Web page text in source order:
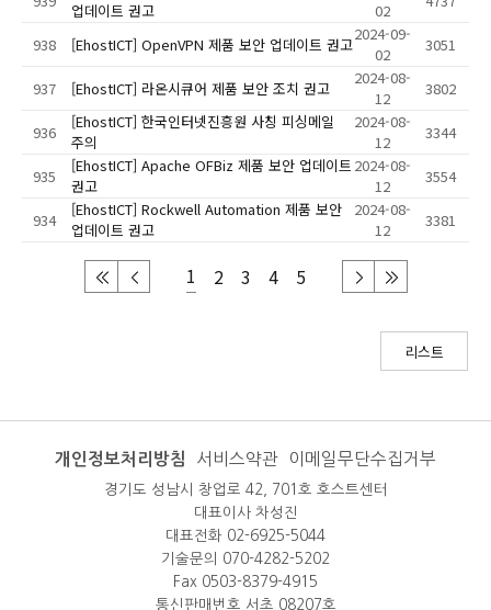
업데이트 권고
02
938 [EhostICT] OpenVPN 제품 보안 업데이트 권고
2024-09-
02
3051
937 [EhostICT] 라온시큐어 제품 보안 조치 권고
2024-08-
12
3802
936
[EhostICT] 한국인터넷진흥원 사칭 피싱메일
주의
2024-08-
12
3344
935
[EhostICT] Apache OFBiz 제품 보안 업데이트
권고
2024-08-
12
3554
934
[EhostICT] Rockwell Automation 제품 보안
업데이트 권고
2024-08-
12
3381
1 2 3 4 5
리스트
개인정보처리방침 서비스약관 이메일무단수집거부
경기도 성남시 창업로 42, 701호 호스트센터
대표이사 차성진
대표전화 02-6925-5044
기술문의 070-4282-5202
Fax 0503-8379-4915
통신판매번호 서초 08207호